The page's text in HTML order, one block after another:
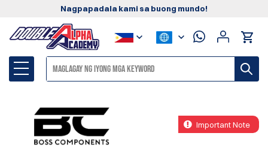
Nagpapadala kami sa buong mundo!
Important Note